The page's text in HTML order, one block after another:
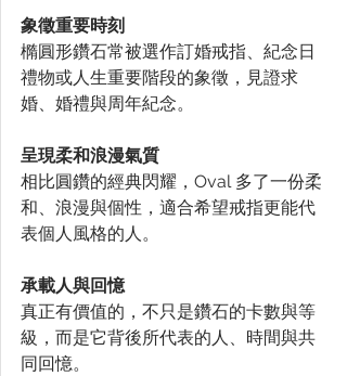
象徵重要時刻
橢圓形鑽石常被選作訂婚戒指、紀念日
禮物或人生重要階段的象徵，見證求
婚、婚禮與周年紀念。
呈現柔和浪漫氣質
相比圓鑽的經典閃耀，Oval 多了一份柔
和、浪漫與個性，適合希望戒指更能代
表個人風格的人。
承載人與回憶
真正有價值的，不只是鑽石的卡數與等
級，而是它背後所代表的人、時間與共
同回憶。